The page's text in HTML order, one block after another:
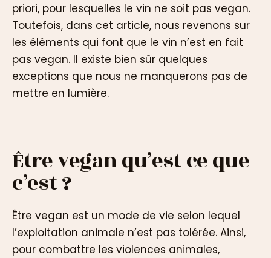
priori, pour lesquelles le vin ne soit pas vegan.
Toutefois, dans cet article, nous revenons sur
les éléments qui font que le vin n’est en fait
pas vegan. Il existe bien sûr quelques
exceptions que nous ne manquerons pas de
mettre en lumière.
Être vegan qu’est ce que
c’est ?
Être vegan est un mode de vie selon lequel
l’exploitation animale n’est pas tolérée. Ainsi,
pour combattre les violences animales,